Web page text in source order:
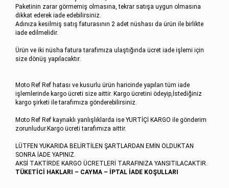
Paketinin zarar görmemiş olmasına, tekrar satışa uygun olmasına
dikkat ederek iade edebilirsiniz.
Adınıza kesilmiş satış faturasının 2 adet nüshası da ürün ile birlikte
iade edilmelidir.
Ürün ve iki nüsha fatura tarafımıza ulaştığında ücret iade işlemi için
size dönüş yapılacaktır.
Moto Ref Ref hatası ve kusurlu ürün haricinde yapılan tüm iade
işlemlerinde kargo ücreti size aittir. Kargo ücretini ödeyip,İstediğiniz
kargo şirketi ile tarafımıza gönderebilirsiniz.
Moto Ref Ref kaynaklı yanlışlıklarda ise YURTİÇİ KARGO ile gönderim
zorunludur.Kargo ücreti tarafımıza aittir.
LÜTFEN YUKARIDA BELİRTİLEN ŞARTLARDAN EMİN OLDUKTAN
SONRA İADE YAPINIZ.
AKSİ TAKTİRDE KARGO ÜCRETLERİ TARAFINIZA YANSITILACAKTIR.
TÜKETİCİ HAKLARI – CAYMA – İPTAL İADE KOŞULLARI